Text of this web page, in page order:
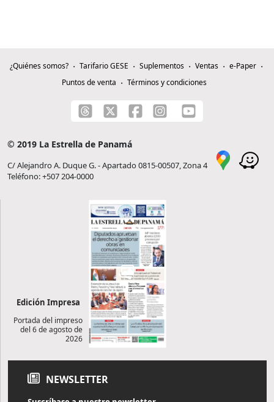
¿Quiénes somos? Tarifario GESE Suplementos Ventas
e-Paper
Puntos de venta
Términos y condiciones
© 2019 La Estrella de Panamá
C/ Alejandro A. Duque G. - Apartado 0815-00507, Zona 4
Teléfono: +507 204-0000
Edición Impresa
Portada del impreso
del 6 de agosto de
2026
NEWSLETTER